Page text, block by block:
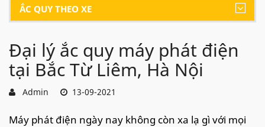
ẮC QUY THEO XE
Đại lý ắc quy máy phát điện
tại Bắc Từ Liêm, Hà Nội
Admin 13-09-2021
Máy phát điện ngày nay không còn xa lạ gì với mọi